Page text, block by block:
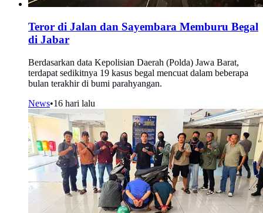
Teror di Jalan dan Sayembara Memburu Begal
di Jabar
Berdasarkan data Kepolisian Daerah (Polda) Jawa Barat,
terdapat sedikitnya 19 kasus begal mencuat dalam beberapa
bulan terakhir di bumi parahyangan.
News•16 hari lalu